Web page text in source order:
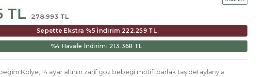
TL 278.993 TL
Sepette Ekstra %5 İndirim 222.259 TL
%4 Havale İndirimi 213.368 TL
Kolye, 14 ayar altının zarif göz bebeği motifi parlak taş detaylarıyla